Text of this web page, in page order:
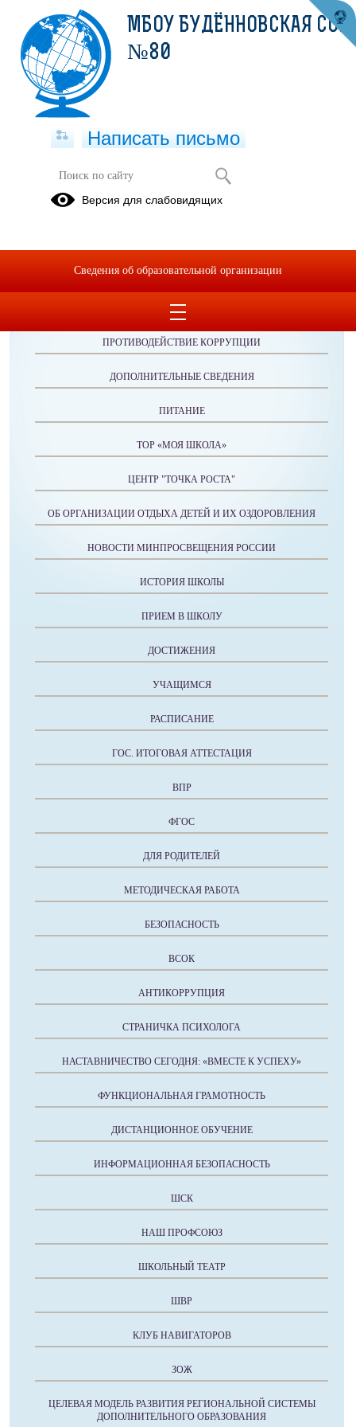
Публикации за Июнь 2026
ОБРАЩЕНИЯ ГРАЖДАН
ПРОТИВОДЕЙСТВИЕ КОРРУПЦИИ
ДОПОЛНИТЕЛЬНЫЕ СВЕДЕНИЯ
ПИТАНИЕ
ТОР «МОЯ ШКОЛА»
ЦЕНТР "ТОЧКА РОСТА"
ОБ ОРГАНИЗАЦИИ ОТДЫХА ДЕТЕЙ И ИХ ОЗДОРОВЛЕНИЯ
НОВОСТИ МИНПРОСВЕЩЕНИЯ РОССИИ
ИСТОРИЯ ШКОЛЫ
ПРИЕМ В ШКОЛУ
ДОСТИЖЕНИЯ
УЧАЩИМСЯ
РАСПИСАНИЕ
ГОС. ИТОГОВАЯ АТТЕСТАЦИЯ
ВПР
ФГОС
ДЛЯ РОДИТЕЛЕЙ
МЕТОДИЧЕСКАЯ РАБОТА
БЕЗОПАСНОСТЬ
ВСОК
АНТИКОРРУПЦИЯ
СТРАНИЧКА ПСИХОЛОГА
НАСТАВНИЧЕСТВО СЕГОДНЯ: «ВМЕСТЕ К УСПЕХУ»
ФУНКЦИОНАЛЬНАЯ ГРАМОТНОСТЬ
ДИСТАНЦИОННОЕ ОБУЧЕНИЕ
ИНФОРМАЦИОННАЯ БЕЗОПАСНОСТЬ
ШСК
НАШ ПРОФСОЮЗ
ШКОЛЬНЫЙ ТЕАТР
ШВР
КЛУБ НАВИГАТОРОВ
ЗОЖ
ЦЕЛЕВАЯ МОДЕЛЬ РАЗВИТИЯ РЕГИОНАЛЬНОЙ СИСТЕМЫ
ДОПОЛНИТЕЛЬНОГО ОБРАЗОВАНИЯ
МБОУ БУДЁННОВСКАЯ СОШ
№80
Написать письмо
Версия для слабовидящих
Сведения об образовательной организации